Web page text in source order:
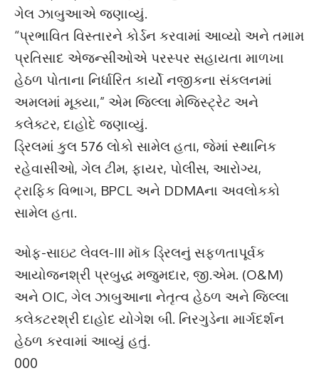
ગેલ ઝાબુઆએ જણાવ્યું.
“પ્રભાવિત વિસ્તારને કોર્ડન કરવામાં આવ્યો અને તમામ
પ્રતિસાદ એજન્સીઓએ પરસ્પર સહાયતા માળખા
હેઠળ પોતાના નિર્ધારિત કાર્યો નજીકના સંકલનમાં
અમલમાં મૂક્યા,” એમ જિલ્લા મેજિસ્ટ્રેટ અને
કલેક્ટર, દાહોદે જણાવ્યું.
ડ્રિલમાં કુલ 576 લોકો સામેલ હતા, જેમાં સ્થાનિક
રહેવાસીઓ, ગેલ ટીમ, ફાયર, પોલીસ, આરોગ્ય,
ટ્રાફિક વિભાગ, BPCL અને DDMAના અવલોકકો
સામેલ હતા.
ઓફ-સાઇટ લેવલ-III મૉક ડ્રિલનું સફળતાપૂર્વક
આયોજનશ્રી પ્રબુદ્ધ મજુમદાર, જી.એમ. (O&M)
અને OIC, ગેલ ઝાબુઆના નેતૃત્વ હેઠળ અને જિલ્લા
કલેકટરશ્રી દાહોદ યોગેશ બી. નિરગુડેના માર્ગદર્શન
હેઠળ કરવામાં આવ્યું હતું.
000